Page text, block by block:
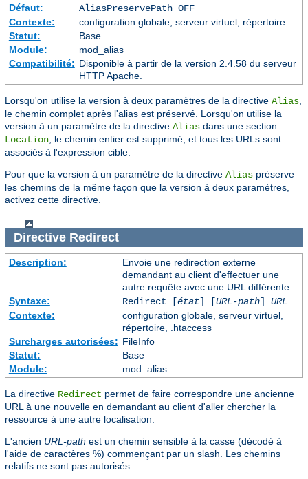
Défaut:
AliasPreservePath OFF
Contexte:
configuration globale, serveur virtuel, répertoire
Statut:
Base
Module:
mod_alias
Compatibilité: Disponible à partir de la version 2.4.58 du serveur
HTTP Apache.
Lorsqu'on utilise la version à deux paramètres de la directive Alias
le chemin complet après l'alias est préservé. Lorsqu'on utilise la
version à un paramètre de la directive Alias dans une section
Location , le chemin entier est supprimé, et tous les URLs sont
associés à l'expression cible.
Pour que la version à un paramètre de la directive Alias préserve
les chemins de la même façon que la version à deux paramètres,
activez cette directive.
Directive Redirect
Description:
Envoie une redirection externe
demandant au client d'effectuer une
autre requête avec une URL différente
Syntaxe:
Redirect [état] [URL-path] URL
Contexte:
configuration globale, serveur virtuel,
répertoire, .htaccess
Surcharges autorisées: FileInfo
Statut:
Base
Module:
mod_alias
La directive Redirect permet de faire correspondre une ancienne
URL à une nouvelle en demandant au client d'aller chercher la
ressource à une autre localisation.
L'ancien URL-path est un chemin sensible à la casse (décodé à
l'aide de caractères %) commençant par un slash. Les chemins
relatifs ne sont pas autorisés.